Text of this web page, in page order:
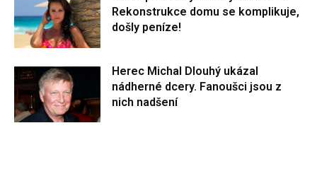
Rekonstrukce domu se komplikuje,
došly peníze!
Herec Michal Dlouhý ukázal
nádherné dcery. Fanoušci jsou z
nich nadšení